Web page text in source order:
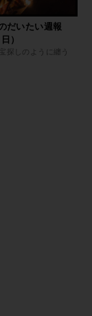
だいたい週報
）
探しのように纏う